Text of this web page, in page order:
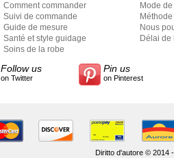
Comment commander
Suivi de commande
Guide de mesure
Santé et style guidage
Soins de la robe
Mode
Nous
Délai de
Follow us
on Twitter
Pin us
on Pinterest
Diritto d'autore © 2014